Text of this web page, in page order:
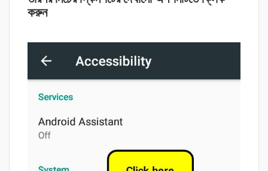
করুন